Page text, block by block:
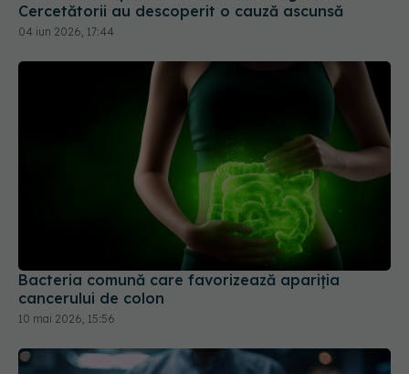
Bacteria comună care favorizează apariția
cancerului de colon